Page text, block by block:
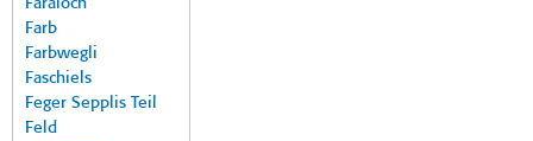
Faraloch
Farb
Farbwegli
Faschiels
Feger Sepplis Teil
Feld